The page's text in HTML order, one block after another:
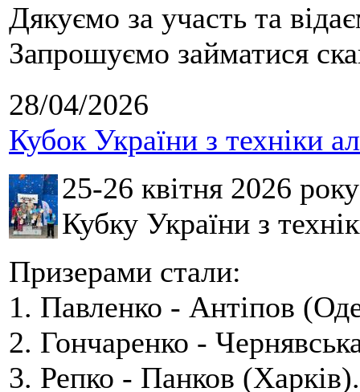
Дякуємо за участь та
Запрошуємо займатися
28/04/2026
Кубок України з техніки
25-26 квітня 2026
Кубку України з
Призерами стали:
1. Павленко - Антіпов
2. Гончаренко -
3. Репко - Панков (Харків).